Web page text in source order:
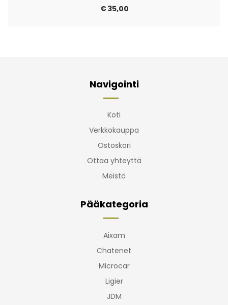
€35,00
Navigointi
Koti
Verkkokauppa
Ostoskori
Ottaa yhteyttä
Meistä
Pääkategoria
Aixam
Chatenet
Microcar
Ligier
JDM